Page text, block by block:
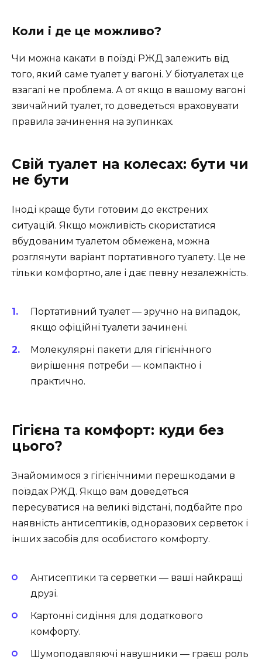
Коли і де це можливо?
Чи можна какати в поїзді РЖД залежить від
того, який саме туалет у вагоні. У біотуалетах це
взагалі не проблема. А от якщо в вашому вагоні
звичайний туалет, то доведеться враховувати
правила зачинення на зупинках.
Свій туалет на колесах: бути чи
не бути
Іноді краще бути готовим до екстрених
ситуацій. Якщо можливість скористатися
вбудованим туалетом обмежена, можна
розглянути варіант портативного туалету. Це не
тільки комфортно, але і дає певну незалежність.
Портативний туалет — зручно на випадок,
якщо офіційні туалети зачинені.
Молекулярні пакети для гігієнічного
вирішення потреби — компактно і
практично.
Гігієна та комфорт: куди без
цього?
Знайомимося з гігієнічними перешкодами в
поїздах РЖД. Якщо вам доведеться
пересуватися на великі відстані, подбайте про
наявність антисептиків, одноразових серветок і
інших засобів для особистого комфорту.
Антисептики та серветки — ваші найкращі
друзі.
Картонні сидіння для додаткового
комфорту.
Шумоподавляючі навушники — граєш роль